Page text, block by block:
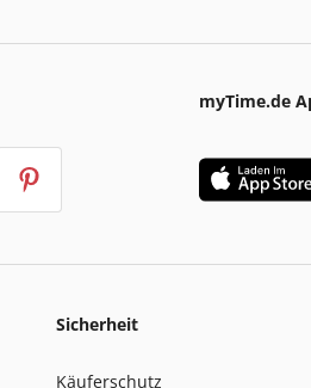
myTime.de
Sicherheit
Käuferschutz